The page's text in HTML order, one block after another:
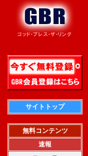
サイトトップ
無料コンテンツ
速報